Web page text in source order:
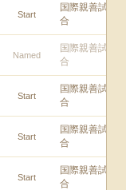
Start
国際親善試
合
Named
国際親善試
合
Start
国際親善試
合
Start
国際親善試
合
Start
国際親善試
合